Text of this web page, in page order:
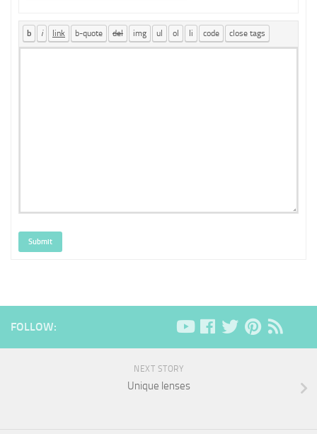
Submit
FOLLOW:
NEXT STORY
Unique lenses